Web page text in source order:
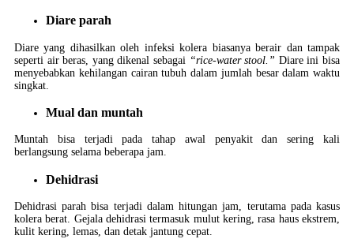
Diare parah
Diare yang dihasilkan oleh infeksi kolera biasanya berair dan tampak
seperti air beras, yang dikenal sebagai “rice-water stool.” Diare ini bisa
menyebabkan kehilangan cairan tubuh dalam jumlah besar dalam waktu
singkat.
Mual dan muntah
Muntah bisa terjadi pada tahap awal penyakit dan sering kali
berlangsung selama beberapa jam.
Dehidrasi
Dehidrasi parah bisa terjadi dalam hitungan jam, terutama pada kasus
kolera berat. Gejala dehidrasi termasuk mulut kering, rasa haus ekstrem,
kulit kering, lemas, dan detak jantung cepat.